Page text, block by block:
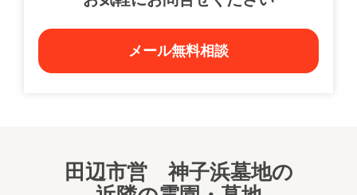
メール無料相談
田辺市営 神子浜墓地の